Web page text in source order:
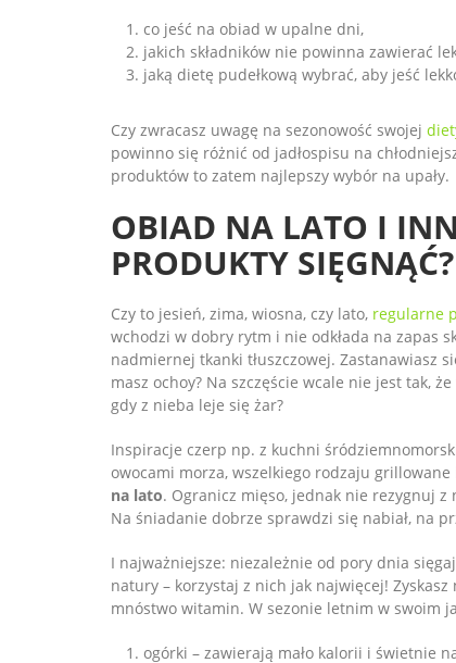
co jeść na obiad w upalne dni,
jakich składników nie powinna zawierać
jaką dietę pudełkową wybrać, aby jeść
Czy zwracasz uwagę na sezonowość swojej
powinno się różnić od jadłospisu na
produktów to zatem najlepszy wybór na upały.
OBIAD NA LATO I
PRODUKTY SIĘGNĄĆ?
Czy to jesień, zima, wiosna, czy lato, regularne
wchodzi w dobry rytm i nie odkłada na zapas
nadmiernej tkanki tłuszczowej. Zastanawiasz
masz ochoy? Na szczęście wcale nie jest tak,
gdy z nieba leje się żar?
Inspiracje czerp np. z kuchni
owocami morza, wszelkiego rodzaju
na lato. Ogranicz mięso, jednak nie rezygnuj z
Na śniadanie dobrze sprawdzi się nabiał, na
I najważniejsze: niezależnie od pory dnia
natury – korzystaj z nich jak najwięcej!
mnóstwo witamin. W sezonie letnim w swoim
ogórki – zawierają mało kalorii i świetnie